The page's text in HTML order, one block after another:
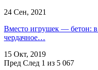
24 Сен, 2021
Вместо игрушек — бетон: в
чердачное…
15 Окт, 2019
Пред След 1 из 5 067